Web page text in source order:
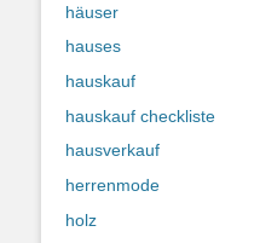
häuser
hauses
hauskauf
hauskauf checkliste
hausverkauf
herrenmode
holz